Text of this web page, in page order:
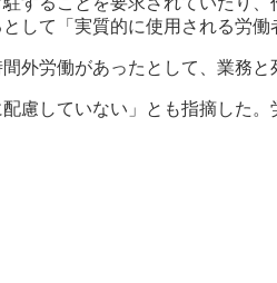
して「実質的に使用される労働
外労働があったとして、業務と
慮していない」とも指摘した